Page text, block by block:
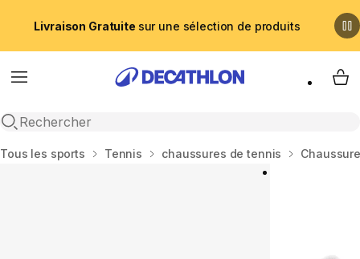
Livraison Gratuite sur une sélection de produits
Menu
Recherche ouverte
My
Accueil
Tous les sports Tennis chaussures de tennis